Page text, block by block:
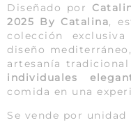
Diseñado por
2025 By Catalina,
colección
diseño
artesanía
individuales
comida en una
Se vende por unidad